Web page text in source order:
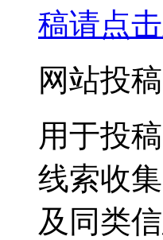
稿请点
网站投稿
用于投
线索收
及同类